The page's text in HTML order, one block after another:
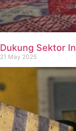
Dukung Sektor
21 May 2025